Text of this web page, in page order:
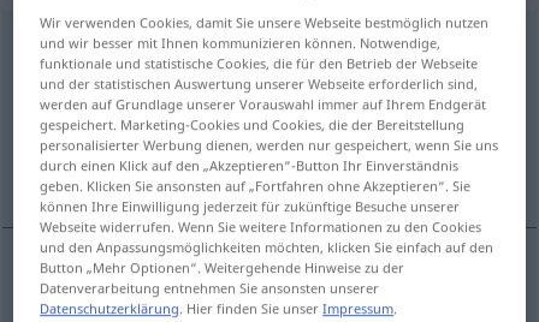
izgorjeti <-im;-io, -rjela;pf>
Übersicht aller Übersetzungen
(Für mehr Details die Übersetzung anklicken/antippen)
abbrennen, niederbrennen, verbrennen
abbrennen,niederbrennen,verbrennen
Wir verwenden Cookies, damit Sie unsere Webseite bestmöglich nutzen
und wir besser mit Ihnen kommunizieren können. Notwendige,
funktionale und statistische Cookies, die für den Betrieb der Webseite
und der statistischen Auswertung unserer Webseite erforderlich sind,
werden auf Grundlage unserer Vorauswahl immer auf Ihrem Endgerät
gespeichert. Marketing-Cookies und Cookies, die der Bereitstellung
personalisierter Werbung dienen, werden nur gespeichert, wenn Sie uns
durch einen Klick auf den „Akzeptieren“-Button Ihr Einverständnis
geben. Klicken Sie ansonsten auf „Fortfahren ohne Akzeptieren“. Sie
können Ihre Einwilligung jederzeit für zukünftige Besuche unserer
Webseite widerrufen. Wenn Sie weitere Informationen zu den Cookies
und den Anpassungsmöglichkeiten möchten, klicken Sie einfach auf den
Button „Mehr Optionen“. Weitergehende Hinweise zu der
Datenverarbeitung entnehmen Sie ansonsten unserer
Datenschutzerklärung. Hier finden Sie unserImpressum.